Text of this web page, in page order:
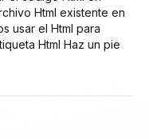
Html existente en
usar el Html para
Html Haz un pie